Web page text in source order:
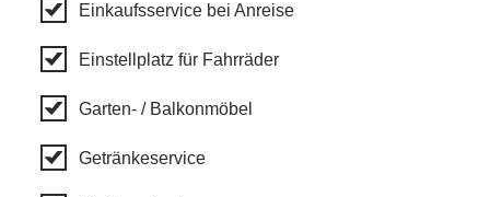
Einkaufsservice bei Anreise
Einstellplatz für Fahrräder
Garten- / Balkonmöbel
Getränkeservice